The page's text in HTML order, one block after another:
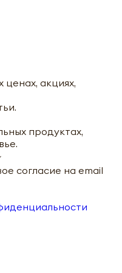
акциях,
продуктах,
согласие на email